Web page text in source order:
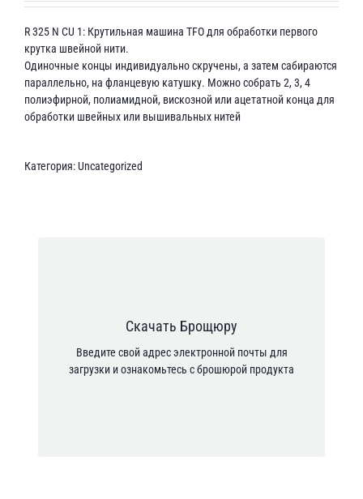
R 325 N CU 1: Крутильная машина TFO для обработки первого
крутка швейной нити.
Одиночные концы индивидуально скручены, а затем сабираются
параллельно, на фланцевую катушку. Можно собрать 2, 3, 4
полиэфирной, полиамидной, вискозной или ацетатной конца для
обработки швейных или вышивальных нитей
Категория:Uncategorized
Скачать Брощюру
Введите свой адрес электронной почты для
загрузки и ознакомьтесь с брошюрой продукта
Я согласен с тем, что мои личные данные
конфиденциальности.
[anr_nocaptcha g-recaptcha-response]